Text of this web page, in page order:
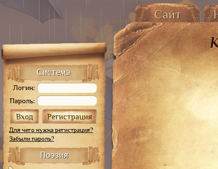
Система
Логин:
Пароль:
Для чего нужна регистрация?
Забыли пароль?
Поэзия
Сайт
Главная страница
История сайта
Карта сайта
От